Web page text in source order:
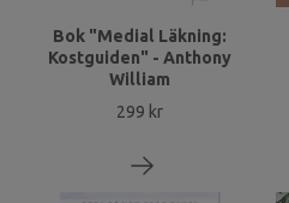
Bok "Medial Läkning:
Kostguiden" - Anthony
William
299 kr